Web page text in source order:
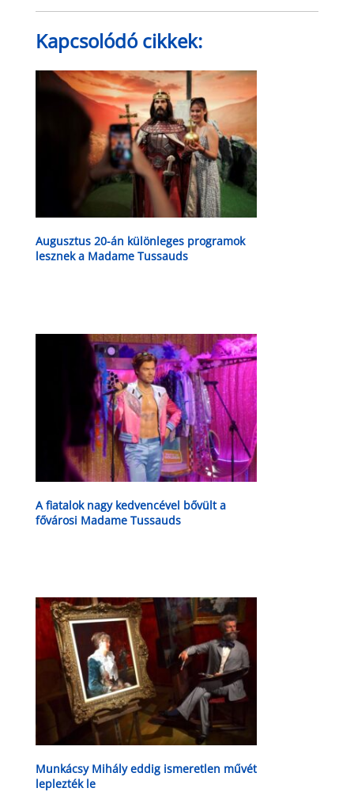
Kapcsolódó cikkek:
Augusztus 20-án különleges programok
lesznek a Madame Tussauds
A fiatalok nagy kedvencével bővült a
fővárosi Madame Tussauds
Munkácsy Mihály eddig ismeretlen művét
leplezték le